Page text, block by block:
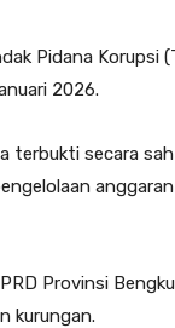
Pidana Korupsi
2026.
terbukti secara
Provinsi
kurungan.